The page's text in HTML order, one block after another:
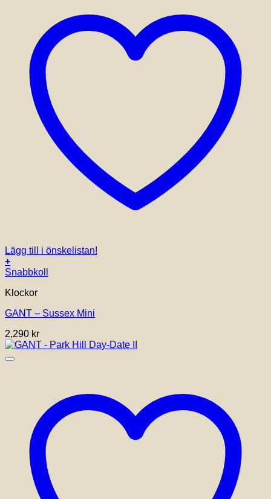
Lägg till i önskelistan!
+
Snabbkoll
Klockor
GANT – Sussex Mini
2,290 kr